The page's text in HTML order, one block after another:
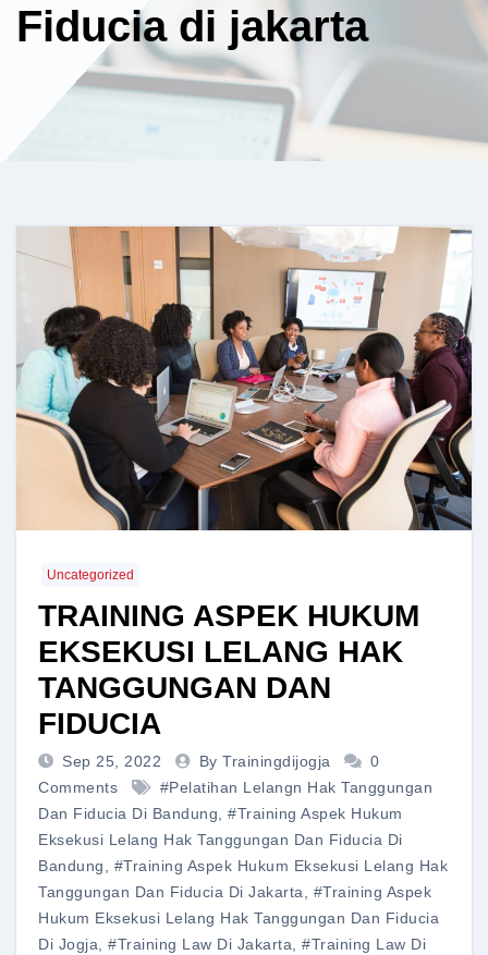
Fiducia di jakarta
Uncategorized
TRAINING ASPEK HUKUM
EKSEKUSI LELANG HAK
TANGGUNGAN DAN
FIDUCIA
Sep 25, 2022 By Trainingdijogja
0
Comments
#pelatihan Lelangn Hak Tanggungan
Dan Fiducia Di Bandung, #training Aspek Hukum
Eksekusi Lelang Hak Tanggungan Dan Fiducia Di
Bandung, #training Aspek Hukum Eksekusi Lelang Hak
Tanggungan Dan Fiducia Di Jakarta, #training Aspek
Hukum Eksekusi Lelang Hak Tanggungan Dan Fiducia
Di Jogja, #training Law Di Jakarta, #training Law Di